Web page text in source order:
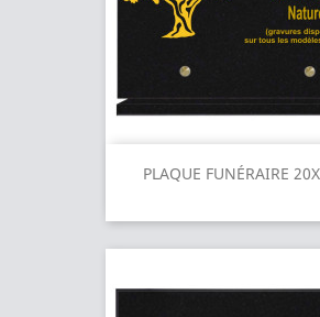
PLAQUE FUNÉRAIRE